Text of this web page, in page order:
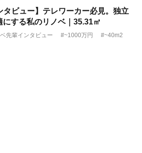
ビュー】テレワーカー必見。独立
にする私のリノベ｜35.31㎡
先輩インタビュー #~1000万円
#~40m2